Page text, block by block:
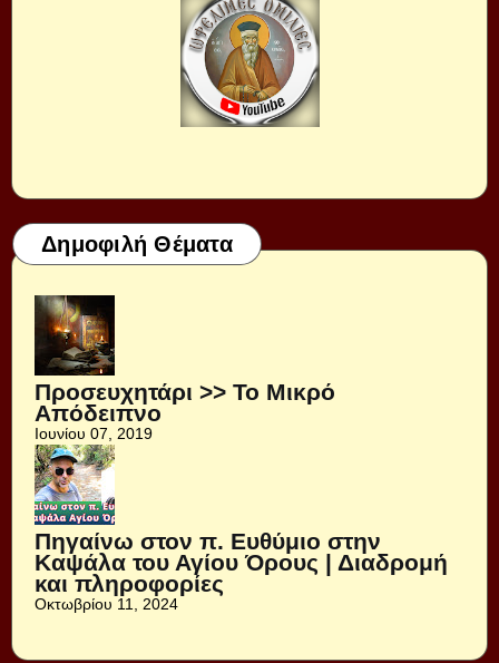
Δημοφιλή Θέματα
Προσευχητάρι >> Το Μικρό
Απόδειπνο
Ιουνίου 07, 2019
Πηγαίνω στον π. Ευθύμιο στην
Καψάλα του Αγίου Όρους | Διαδρομή
και πληροφορίες
Οκτωβρίου 11, 2024